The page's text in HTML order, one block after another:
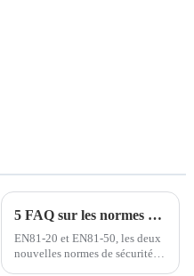
5 FAQ sur les normes ascenseurs EN81-20 et EN81-50
EN81-20 et EN81-50, les deux
nouvelles normes de sécurité